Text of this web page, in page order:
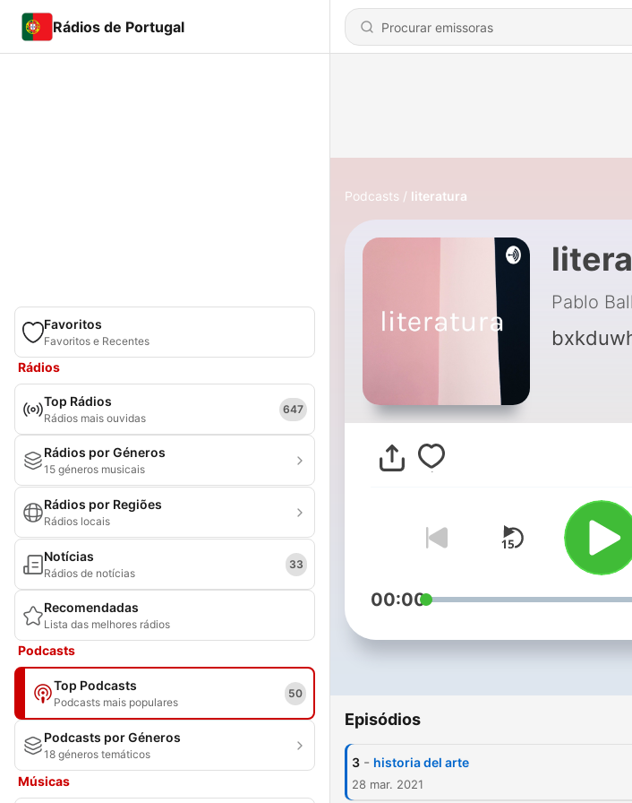
Rádios de Portugal
Favoritos
Favoritos e Recentes
Rádios
Top Rádios
Rádios mais ouvidas
647
Rádios por Géneros
15 géneros musicais
Rádios por Regiões
Rádios locais
Notícias
Rádios de notícias
33
Recomendadas
Lista das melhores rádios
Podcasts
Top Podcasts
Podcasts mais populares
50
Podcasts por Géneros
18 géneros temáticos
Músicas
Podcasts literatura
Pablo
00:00
Episódios
3 - historia del arte
28 mar. 2021